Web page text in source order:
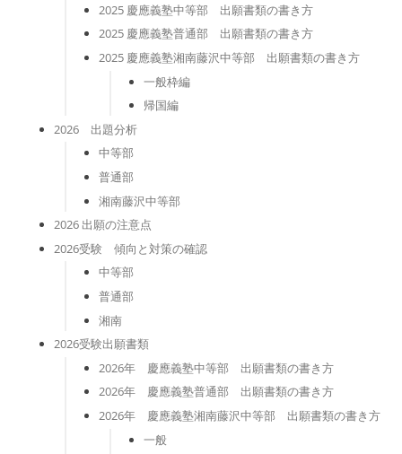
2025 慶應義塾中等部 出願書類の書き方
2025 慶應義塾普通部 出願書類の書き方
2025 慶應義塾湘南藤沢中等部 出願書類の書き方
一般枠編
帰国編
2026 出題分析
中等部
普通部
湘南藤沢中等部
2026 出願の注意点
2026受験 傾向と対策の確認
中等部
普通部
湘南
2026受験出願書類
2026年 慶應義塾中等部 出願書類の書き方
2026年 慶應義塾普通部 出願書類の書き方
2026年 慶應義塾湘南藤沢中等部 出願書類の書き方
一般